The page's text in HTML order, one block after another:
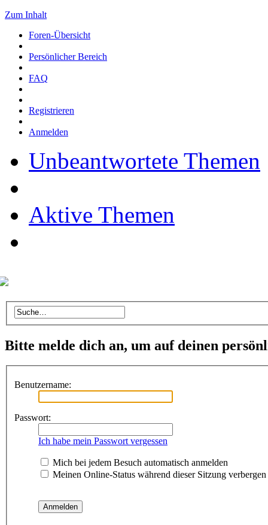
Zum Inhalt
Foren-Übersicht
Persönlicher Bereich
FAQ
Registrieren
Anmelden
Unbeantwortete Themen
Aktive Themen
Bitte melde dich an, um auf deinen
Benutzername:
Passwort:
Ich habe mein Passwort vergessen
Mich bei jedem Besuch automatisch anmelden
Meinen Online-Status während dieser Sitzung verbergen